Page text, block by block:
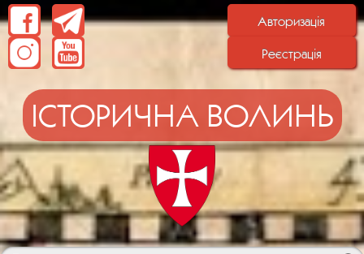
Авторизація
Реєстрація
ІСТОРИЧНА ВОЛИНЬ